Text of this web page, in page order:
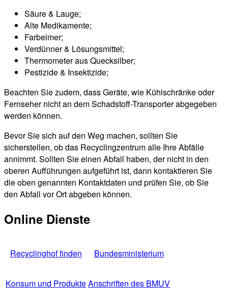
Säure & Lauge;
Alte Medikamente;
Farbeimer;
Verdünner & Lösungsmittel;
Thermometer aus Quecksilber;
Pestizide & Insektizide;
Beachten Sie zudem, dass Geräte, wie Kühlschränke oder
Fernseher nicht an dem Schadstoff-Transporter abgegeben
werden können.
Bevor Sie sich auf den Weg machen, sollten Sie
sicherstellen, ob das Recyclingzentrum alle Ihre Abfälle
annimmt. Sollten Sie einen Abfall haben, der nicht in den
oberen Aufführungen aufgeführt ist, dann kontaktieren Sie
die oben genannten Kontaktdaten und prüfen Sie, ob Sie
den Abfall vor Ort abgeben können.
Online Dienste
Recyclinghof finden Bundesministerium
Konsum und ProdukteAnschriften des BMUV